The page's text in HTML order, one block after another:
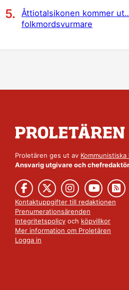
Åttiotalsikonen kommer
folkmordsvurmare
Proletären ges ut av Kommunistiska
Ansvarig utgivare och
Kontaktuppgifter till redaktionen
Prenumerationsärenden
Integritetspolicy och köpvillkor
Mer information om Proletären
Logga in